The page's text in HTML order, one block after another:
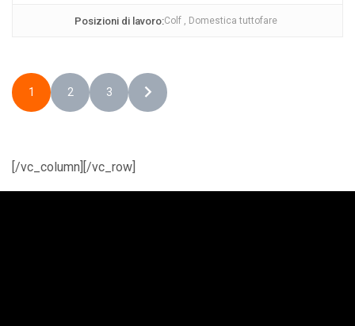
Posizioni di lavoro:Colf , Domestica tuttofare
1 2 3
[/vc_column][/vc_row]